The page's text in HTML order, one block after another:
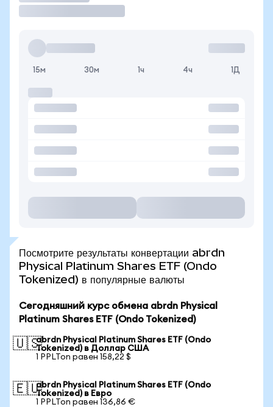
15м 30м 1ч 4ч 1Д
Посмотрите результаты конвертации abrdn
Physical Platinum Shares ETF (Ondo
Tokenized) в популярные валюты
Сегодняшний курс обмена abrdn Physical
Platinum Shares ETF (Ondo Tokenized)
🇺🇸abrdn Physical Platinum Shares ETF (Ondo
Tokenized) в Доллар США
1 PPLTon равен 158,22 $
🇪🇺abrdn Physical Platinum Shares ETF (Ondo
Tokenized) в Евро
1 PPLTon равен 136,86 €